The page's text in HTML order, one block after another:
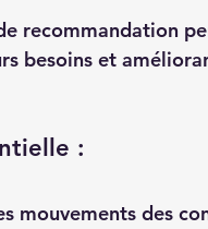
recommandation
besoins et
:
mouvements des